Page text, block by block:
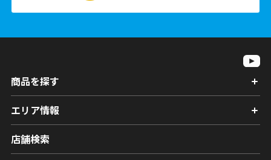
商品を探す
エリア情報
店舗検索